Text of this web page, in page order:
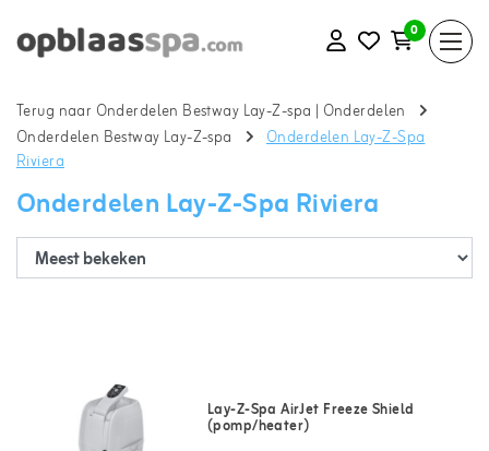
0
Terug naar Onderdelen Bestway Lay-Z-spa | Onderdelen
Onderdelen Bestway Lay-Z-spa
Onderdelen Lay-Z-Spa
Riviera
Onderdelen Lay-Z-Spa Riviera
Lay-Z-Spa AirJet Freeze Shield
(pomp/heater)